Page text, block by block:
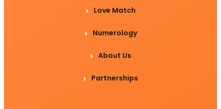
Love Match
Numerology
About Us
Partnerships